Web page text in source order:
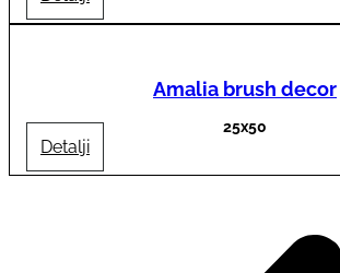
Amalia brush decor
25x50
Detalji